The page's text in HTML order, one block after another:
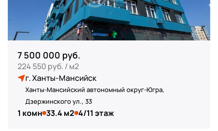
7 500 000 руб.
224 550 руб. / м2
г. Ханты-Мансийск
Ханты-Мансийский автономный округ-Югра,
Дзержинского ул., 33
1 комн 33.4 м2 4/11 этаж